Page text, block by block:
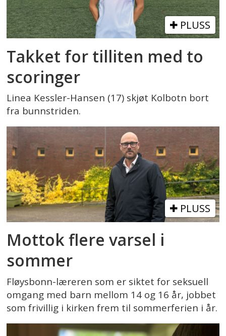
PLUSS
Takket for tilliten med to
scoringer
Linea Kessler-Hansen (17) skjøt Kolbotn bort
fra bunnstriden.
PLUSS
Mottok flere varsel i
sommer
Fløysbonn-læreren som er siktet for seksuell
omgang med barn mellom 14 og 16 år, jobbet
som frivillig i kirken frem til sommerferien i år.